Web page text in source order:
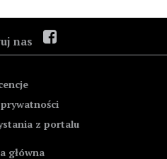
nas FB
z portalu
główna